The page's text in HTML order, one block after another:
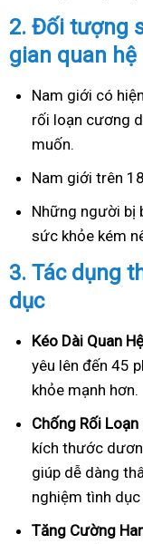
2. Đối tượng
gian quan hệ
Nam giới có
rối loạn cương
muốn.
Nam giới trên
Những người bị
sức khỏe kém
3. Tác dụng
dục
Kéo Dài Quan
yêu lên đến 45
khỏe mạnh hơn.
Chống Rối
kích thước
giúp dễ dàng
nghiệm tình dục
Tăng Cường